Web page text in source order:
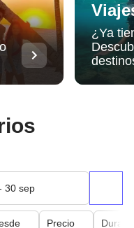
¿Ya
30 sep
Precio